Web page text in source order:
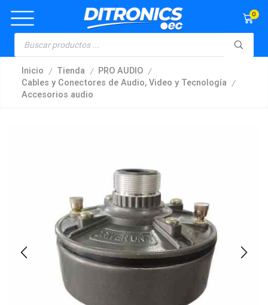
0
Inicio / Tienda / PRO AUDIO /
Cables y Conectores de Audio, Video y Tecnología /
Accesorios audio